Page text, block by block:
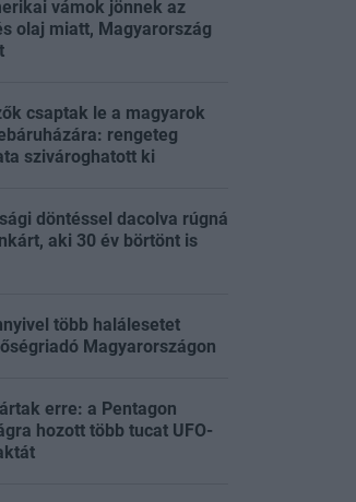
vámok jönnek az
olaj miatt, Magyarország
csaptak le a magyarok
rengeteg
szivároghatott ki
döntéssel dacolva rúgná
aki 30 év börtönt is
több halálesetet
Magyarországon
erre: a Pentagon
hozott több tucat UFO-